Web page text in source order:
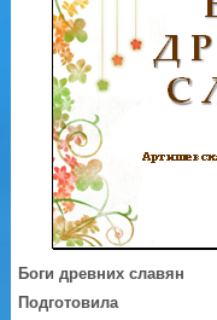
Боги древних славян
Подготовила